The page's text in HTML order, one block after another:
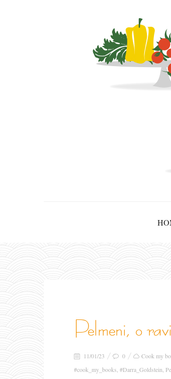
pelmeni, o
11/01/23 0 Cook my
#cook_my_books #Darra_Goldstein